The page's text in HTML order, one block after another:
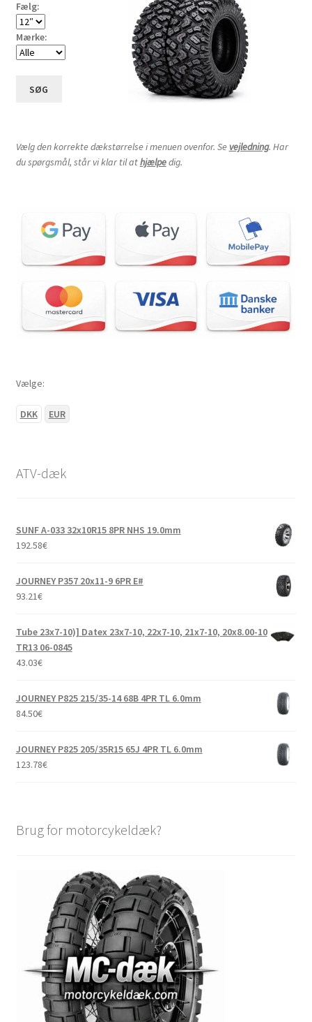
Fælg:
Mærke:
SØG
Vælg den korrekte dækstørrelse i menuen ovenfor. Se vejledning. Har
du spørgsmål, står vi klar til athjælpedig.
Vælge:
DKK EUR
ATV-dæk
SUNF A-033 32x10R15 8PR NHS 19.0mm
192.58€
JOURNEY P357 20x11-9 6PR E#
93.21€
Tube 23x7-10)] Datex 23x7-10, 22x7-10, 21x7-10, 20x8.00-10
TR13 06-0845
43.03€
JOURNEY P825 215/35-14 68B 4PR TL 6.0mm
84.50€
JOURNEY P825 205/35R15 65J 4PR TL 6.0mm
123.78€
Brug for motorcykeldæk?